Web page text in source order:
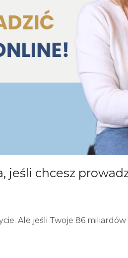
jeśli chcesz
Ale jeśli Twoje 86